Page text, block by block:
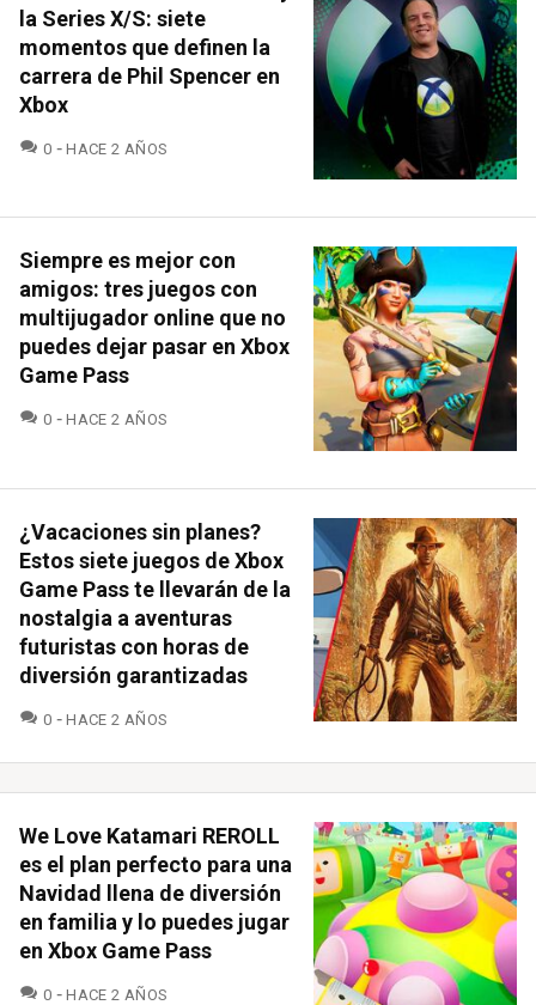
la Series X/S: siete
momentos que definen la
carrera de Phil Spencer en
Xbox
0 COMENTARIOS
HACE 2 AÑOS
Siempre es mejor con
amigos: tres juegos con
multijugador online que no
puedes dejar pasar en Xbox
Game Pass
0 COMENTARIOS
HACE 2 AÑOS
¿Vacaciones sin planes?
Estos siete juegos de Xbox
Game Pass te llevarán de la
nostalgia a aventuras
futuristas con horas de
diversión garantizadas
0 COMENTARIOS
HACE 2 AÑOS
We Love Katamari REROLL
es el plan perfecto para una
Navidad llena de diversión
en familia y lo puedes jugar
en Xbox Game Pass
0 COMENTARIOS
HACE 2 AÑOS